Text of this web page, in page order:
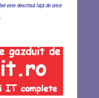
este deschisă faţă de orice